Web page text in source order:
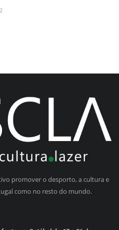
promover o desporto, a cultura e
como no resto do mundo.